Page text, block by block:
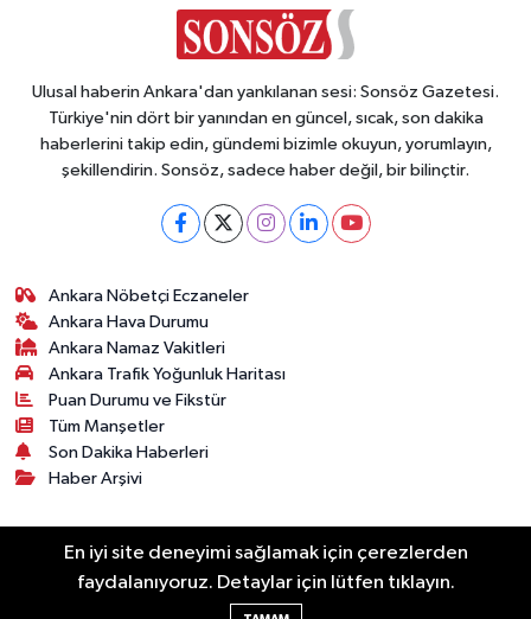
Ulusal haberin Ankara'dan yankılanan sesi: Sonsöz Gazetesi.
Türkiye'nin dört bir yanından en güncel, sıcak, son dakika
haberlerini takip edin, gündemi bizimle okuyun, yorumlayın,
şekillendirin. Sonsöz, sadece haber değil, bir bilinçtir.
Ankara Nöbetçi Eczaneler
Ankara Hava Durumu
Ankara Namaz Vakitleri
Ankara Trafik Yoğunluk Haritası
Puan Durumu ve Fikstür
Tüm Manşetler
Son Dakika Haberleri
Haber Arşivi
Künye Ekonomi Gündem Yazarlar
Spor
Sonsöz Özel
En iyi site deneyimi sağlamak için çerezlerden
faydalanıyoruz. Detaylar için lütfen tıklayın.